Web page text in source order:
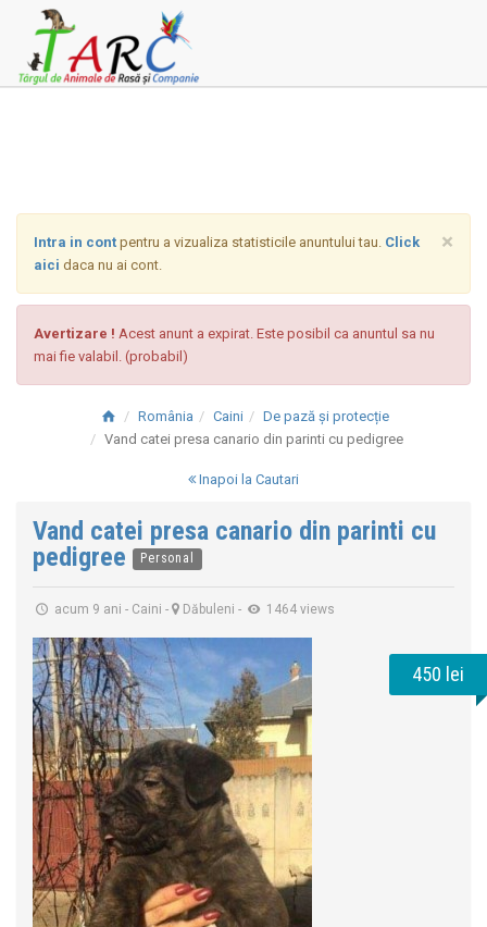
×
Intra in cont pentru a vizualiza statisticile anuntului tau. Click
aici daca nu ai cont.
Avertizare ! Acest anunt a expirat. Este posibil ca anuntul sa nu
mai fie valabil. (probabil)
România Caini
De pază și protecție
Vand catei presa canario din parinti cu pedigree
Inapoi la Cautari
Vand catei presa canario din parinti cu
pedigree
Personal
acum 9 ani - Caini - Dăbuleni - 1464 views
450 lei